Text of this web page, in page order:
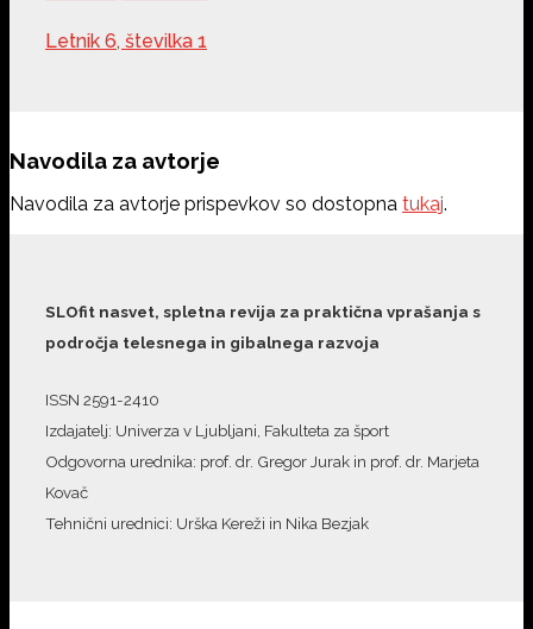
Letnik 6, številka 1
Navodila za avtorje
Navodila za avtorje prispevkov so dostopna tukaj.
SLOfit nasvet, spletna revija za praktična vprašanja s
področja telesnega in gibalnega razvoja
ISSN 2591-2410
Izdajatelj: Univerza v Ljubljani, Fakulteta za šport
Odgovorna urednika: prof. dr. Gregor Jurak in prof. dr. Marjeta
Kovač
Tehnični urednici: Urška Kereži in Nika Bezjak